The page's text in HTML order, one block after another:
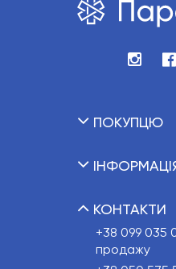
ПОКУПЦЮ
КОНТАКТИ
+38 099 035
продажу